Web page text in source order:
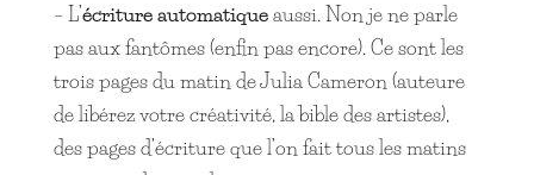
– L’écriture automatiqueaussi. Non je ne parle
pas aux fantômes (enfin pas encore). Ce sont les
trois pages du matin de Julia Cameron (auteure
de libérez votre créativité, la bible des artistes),
des pages d’écriture que l’on fait tous les matins